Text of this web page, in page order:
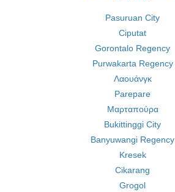
Pasuruan City
Ciputat
Gorontalo Regency
Purwakarta Regency
Λαουάνγκ
Parepare
Μαρταπούρα
Bukittinggi City
Banyuwangi Regency
Kresek
Cikarang
Grogol